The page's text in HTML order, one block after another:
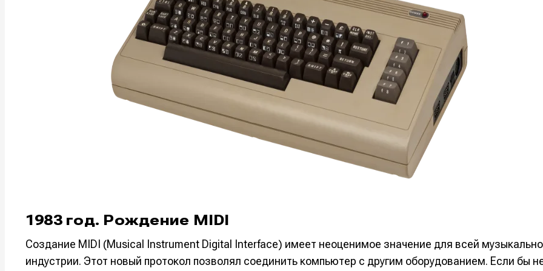
1983 год. Рождение MIDI
Создание MIDI (Musical Instrument Digital Interface) имеет неоценимое значение для всей
индустрии. Этот новый протокол позволял соединить компьютер с другим оборудованием. Если бы